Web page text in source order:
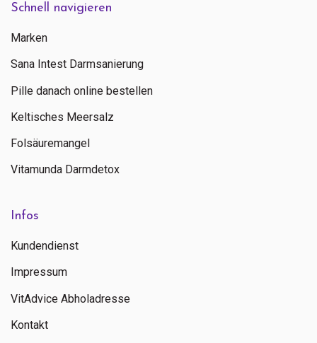
Schnell navigieren
Marken
Sana Intest Darmsanierung
Pille danach online bestellen
Keltisches Meersalz
Folsäuremangel
Vitamunda Darmdetox
Infos
Kundendienst
Impressum
VitAdvice Abholadresse
Kontakt